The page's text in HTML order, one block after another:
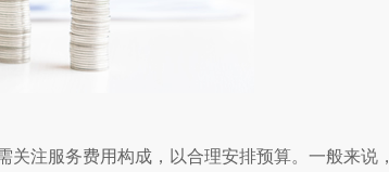
注服务费用构成，以合理安排预算。一般来说，